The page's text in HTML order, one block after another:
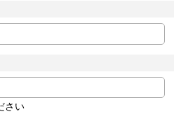
さい